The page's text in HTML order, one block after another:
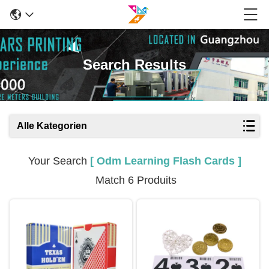
Search Results
Alle Kategorien
Your Search [ Odm Learning Flash Cards ]
Match 6 Produits